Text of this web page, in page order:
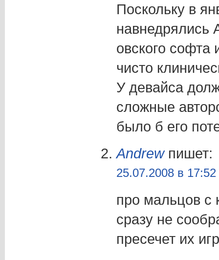
Поскольку в
навнедрялись
овского софта
чисто
У девайса
сложные
было б его
Andrewпишет:
25.07.2008 в 17:52
про мальцов с
сразу не
пресечет их